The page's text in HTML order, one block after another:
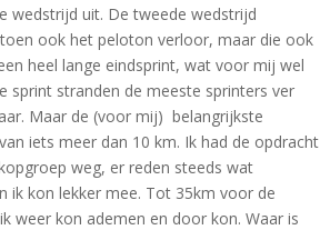
wedstrijd uit. De tweede wedstrijd
ook het peloton verloor, maar die ook
heel lange eindsprint, wat voor mij wel
sprint stranden de meeste sprinters ver
Maar de (voor mij) belangrijkste
iets meer dan 10 km. Ik had de opdracht
weg, er reden steeds wat
ik kon lekker mee. Tot 35km voor de
weer kon ademen en door kon. Waar is